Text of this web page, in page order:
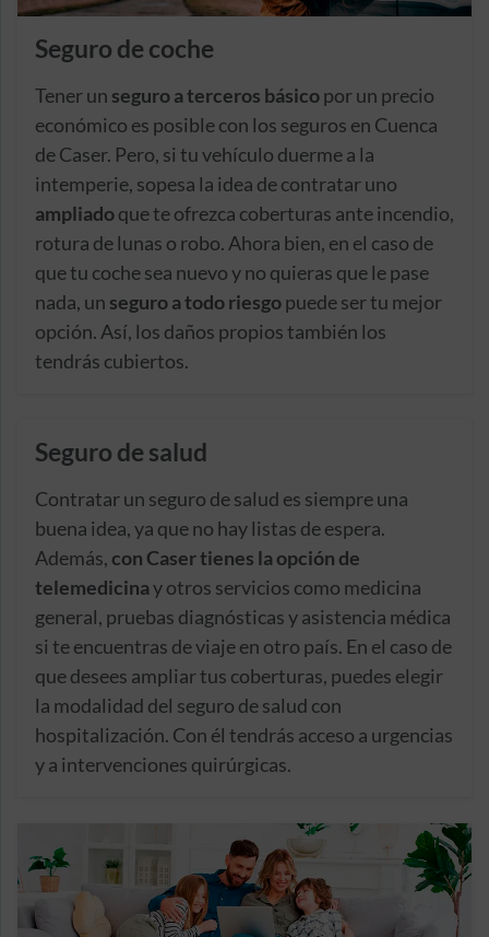
Seguro de coche
Tener un seguro a terceros básicopor un precio
económico es posible con los seguros en Cuenca
de Caser. Pero, si tu vehículo duerme a la
intemperie, sopesa la idea de contratar uno
ampliadoque te ofrezca coberturas ante incendio,
rotura de lunas o robo. Ahora bien, en el caso de
que tu coche sea nuevo y no quieras que le pase
nada, un seguro a todo riesgopuede ser tu mejor
opción. Así, los daños propios también los
tendrás cubiertos.
Seguro de salud
Contratar un seguro de salud es siempre una
buena idea, ya que no hay listas de espera.
Además, con Caser tienes la opción de
telemedicinay otros servicios como medicina
general, pruebas diagnósticas y asistencia médica
si te encuentras de viaje en otro país. En el caso de
que desees ampliar tus coberturas, puedes elegir
la modalidad del seguro de salud con
hospitalización. Con él tendrás acceso a urgencias
y a intervenciones quirúrgicas.